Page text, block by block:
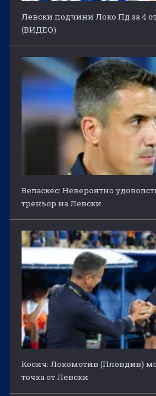
Левски подчини Локо Пд за 4
(ВИДЕО)
Веласкес: Невероятно
треньор на Левски
Косич: Локомотив (Пловдив)
точка от Левски